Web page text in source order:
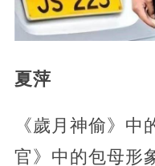
夏萍
《歲月神偷》中
官》中的包母形